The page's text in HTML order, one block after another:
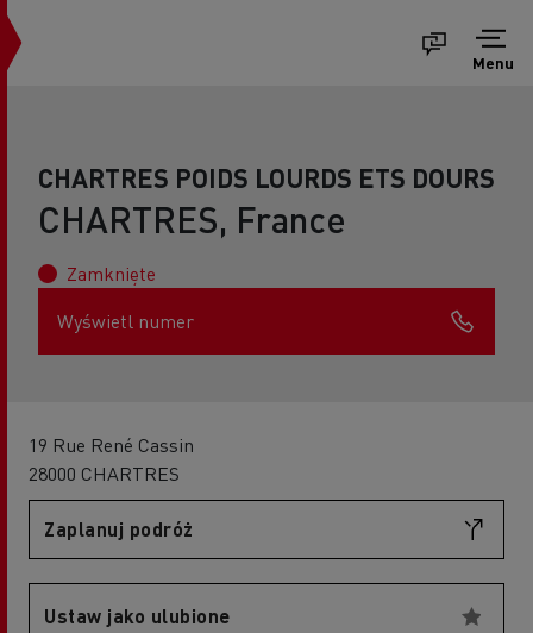
Menu
CHARTRES POIDS LOURDS ETS DOURS
CHARTRES, France
Zamknięte
Wyświetl numer
19 Rue René Cassin
28000 CHARTRES
Zaplanuj podróż
Ustaw jako ulubione